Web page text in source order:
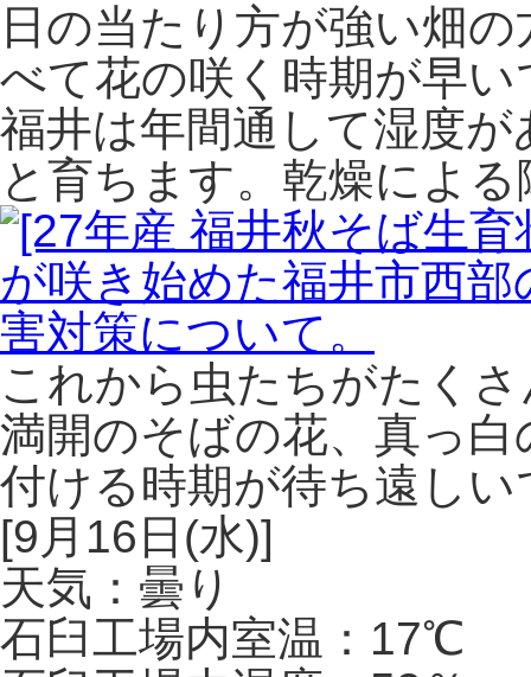
日の当たり方が強い畑
べて花の咲く時期が早い
福井は年間通して湿度
と育ちます。乾燥によ
これから虫たちがたく
満開のそばの花、真っ
付ける時期が待ち遠しい
[9月16日(水)]
天気：曇り
石臼工場内室温：17℃